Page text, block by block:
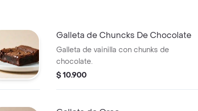
Galleta de Chuncks De Chocolate
Galleta de vainilla con chunks de
chocolate.
$ 10.900